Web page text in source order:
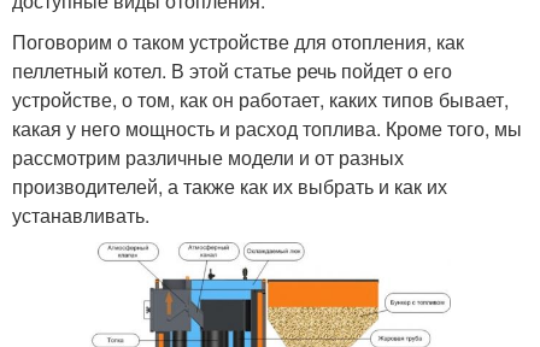
Поговорим о таком устройстве для отопления, как
пеллетный котел. В этой статье речь пойдет о его
устройстве, о том, как он работает, каких типов бывает,
какая у него мощность и расход топлива. Кроме того, мы
рассмотрим различные модели и от разных
производителей, а также как их выбрать и как их
устанавливать.